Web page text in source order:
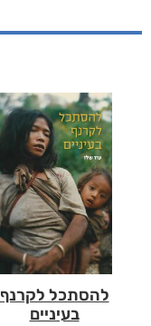
להסתכל לקרנף
בעיניים